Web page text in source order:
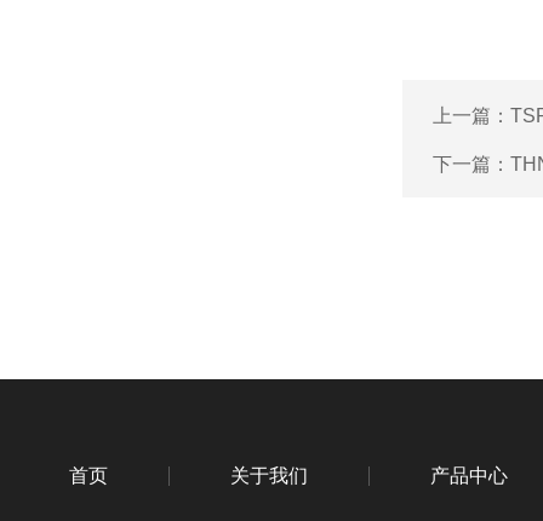
上一篇：
下一篇：
首页 关于我们 产品中心